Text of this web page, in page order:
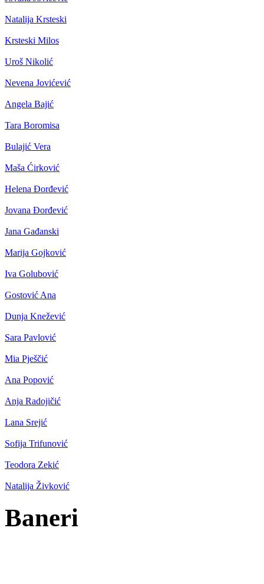
Natalija Krsteski
Krsteski Milos
Uroš Nikolić
Nevena Jovićević
Angela Bajić
Tara Boromisa
Bulajić Vera
Maša Ćirković
Helena Đorđević
Jovana Đorđević
Jana Gađanski
Marija Gojković
Iva Golubović
Gostović Ana
Dunja Knežević
Sara Pavlović
Mia Pješčić
Ana Popović
Anja Radojičić
Lana Srejić
Sofija Trifunović
Teodora Zekić
Natalija Živković
Baneri